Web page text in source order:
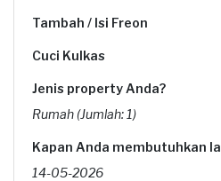
Tambah / Isi Freon
Cuci Kulkas
Jenis property Anda?
Rumah (Jumlah: 1)
Kapan Anda membutuhkan
14-05-2026